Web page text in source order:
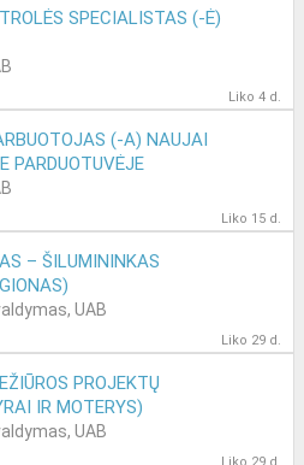
SPECIALISTAS (-Ė)
Liko 4 d.
(-A) NAUJAI
PARDUOTUVĖJE
Liko 15 d.
– ŠILUMININKAS
UAB
Liko 29 d.
PROJEKTŲ
IR MOTERYS)
UAB